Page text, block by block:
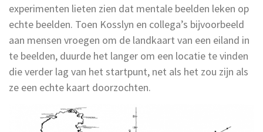
experimenten lieten zien dat mentale beelden leken op
echte beelden. Toen Kosslyn en collega’s bijvoorbeeld
aan mensen vroegen om de landkaart van een eiland in
te beelden, duurde het langer om een locatie te vinden
die verder lag van het startpunt, net als het zou zijn als
ze een echte kaart doorzochten.